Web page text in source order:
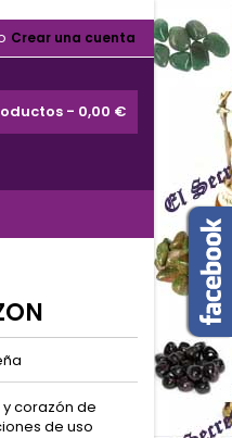
Crear una cuenta
- 0,00 €
corazón de
de uso